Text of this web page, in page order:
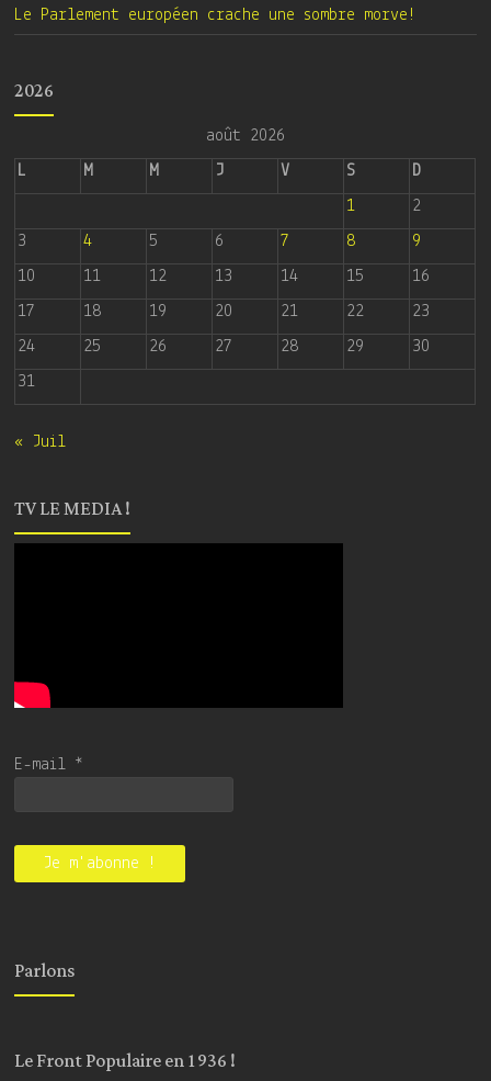
Le Parlement européen crache une sombre morve!
2026
août 2026
L
M M J V S
D
1
2
3
4 5 6 7 8
9
10
11 12 13 14 15
16
17
18 19 20 21 22
23
24
25 26 27 28 29
30
31
« Juil
TV LE MEDIA !
E-mail *
Parlons
Le Front Populaire en 1936 !